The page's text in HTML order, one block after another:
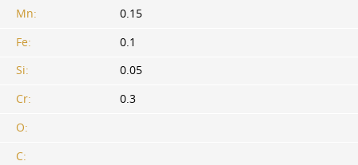
Mn:
0.15
Fe:
0.1
Si:
0.05
Cr:
0.3
O:
C: